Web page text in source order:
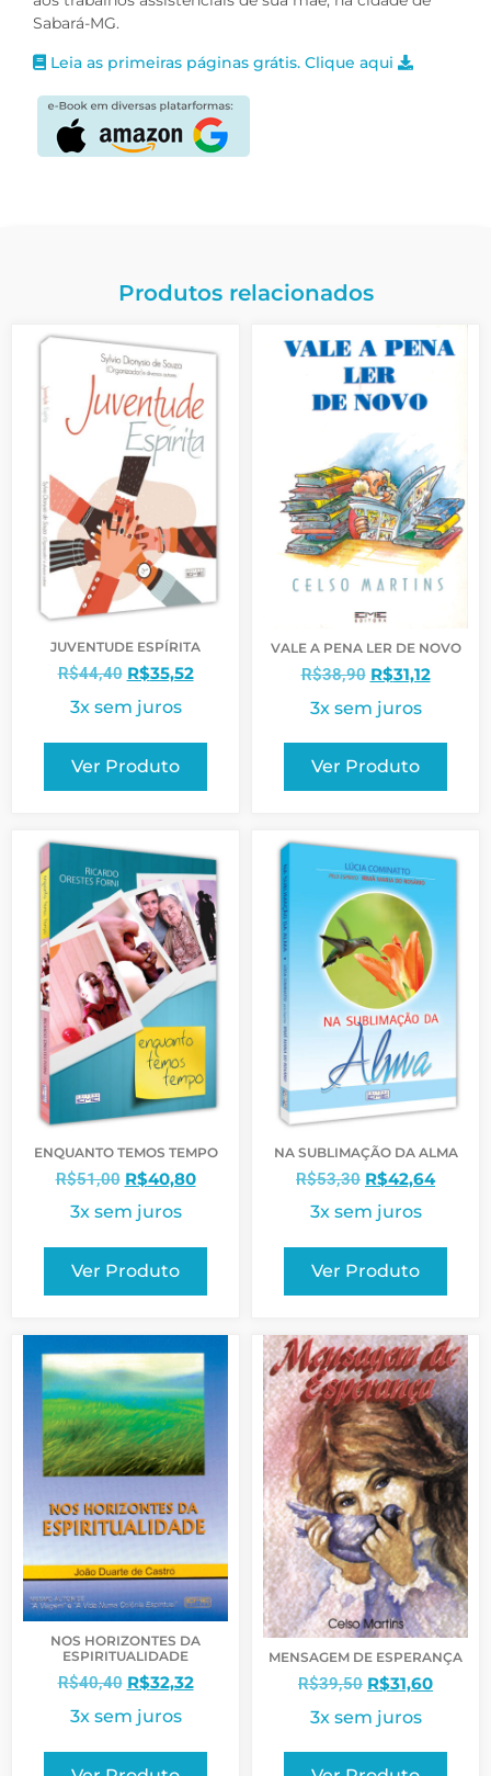
Sabará-MG.
Leia as primeiras páginas grátis. Clique aqui
Produtos relacionados
JUVENTUDE ESPÍRITA
R$44,40 R$35,52
3x sem juros
Ver Produto
VALE A PENA LER DE NOVO
R$38,90 R$31,12
3x sem juros
Ver Produto
ENQUANTO TEMOS TEMPO
R$51,00 R$40,80
3x sem juros
Ver Produto
NA SUBLIMAÇÃO DA ALMA
R$53,30 R$42,64
3x sem juros
Ver Produto
NOS HORIZONTES DA
ESPIRITUALIDADE
R$40,40 R$32,32
3x sem juros
MENSAGEM DE ESPERANÇA
R$39,50 R$31,60
3x sem juros